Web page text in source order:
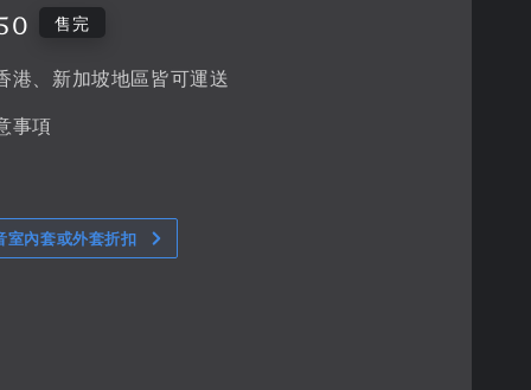
售完
港、新加坡地區皆可運送
事項
室內套或外套折扣